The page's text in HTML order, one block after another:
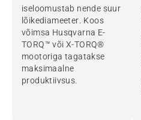
iseloomustab nende suur
lõikediameeter. Koos
võimsa Husqvarna E-
TORQ™ või X-TORQ®
mootoriga tagatakse
maksimaalne
produktiivsus.